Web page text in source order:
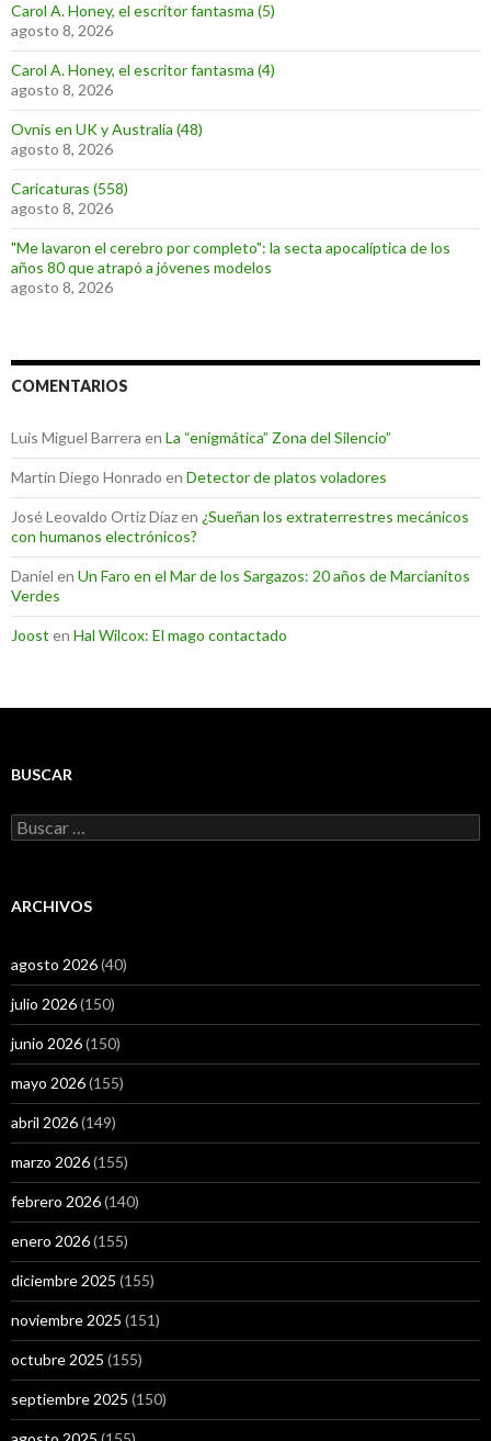
Carol A. Honey, el escritor fantasma (5)
agosto 8, 2026
Carol A. Honey, el escritor fantasma (4)
agosto 8, 2026
Ovnis en UK y Australia (48)
agosto 8, 2026
Caricaturas (558)
agosto 8, 2026
"Me lavaron el cerebro por completo": la secta apocalíptica de los
años 80 que atrapó a jóvenes modelos
agosto 8, 2026
COMENTARIOS
Luis Miguel Barrera en La “enigmática” Zona del Silencio”
Martin Diego Honrado en Detector de platos voladores
José Leovaldo Ortiz Díazen ¿Sueñan los extraterrestres mecánicos
con humanos electrónicos?
Daniel en Un Faro en el Mar de los Sargazos: 20 años de Marcianitos
Verdes
Joost en Hal Wilcox: El mago contactado
BUSCAR
Buscar:
ARCHIVOS
agosto 2026(40)
julio 2026(150)
junio 2026(150)
mayo 2026(155)
abril 2026(149)
marzo 2026(155)
febrero 2026(140)
enero 2026(155)
diciembre 2025 (155)
noviembre 2025 (151)
octubre 2025 (155)
septiembre 2025 (150)